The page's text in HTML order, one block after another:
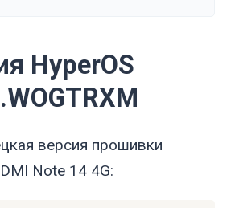
HyperOS
версия прошивки
Note 14 4G: